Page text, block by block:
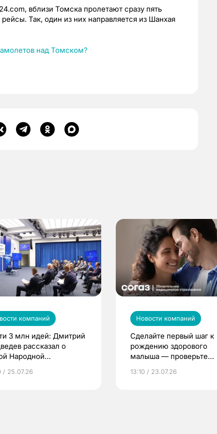
вблизи Томска пролетают сразу пять
Так, один из них направляется из Шанхая
компаний
3 млн идей: Дмитрий
рассказал о
Народной
/ 25.07.26
Новости компаний
Сделайте первый шаг к
рождению здорового
малыша — проверьте
по ОМС!
13:10 / 23.07.26